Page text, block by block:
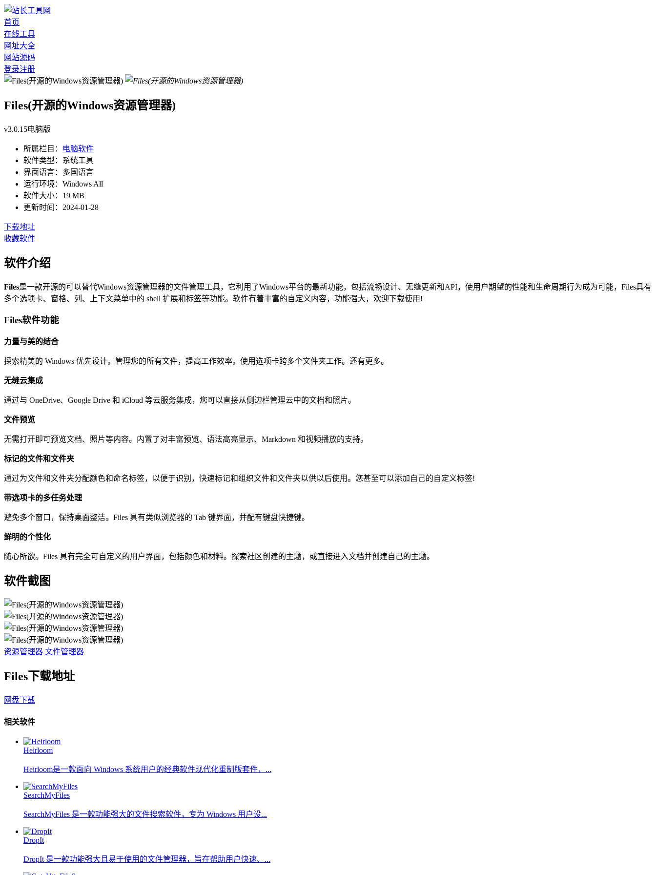
首页
在线工具
网址大全
网站源码
登录注册
Files(开源的Windows资源管理器)
v3.0.15电脑版
所属栏目：
电脑软件
软件类型： 系统工具
界面语言： 多国语言
运行环境： Windows All
软件大小： 19 MB
更新时间： 2024-01-28
下载地址
收藏软件
软件介绍
Files是一款开源的可以替代Windows资源管理器的文件管理工具，它利用了Windows平台的最新功能，包括流畅设计、无缝更新和API，使用户期望的性能和生命周期行为成为可能，Files具有
多个选项卡、窗格、列、上下文菜单中的 shell 扩展和标签等功能。软件有着丰富的自定义内容，功能强大，欢迎下载使用!
Files软件功能
力量与美的结合
探索精美的 Windows 优先设计。管理您的所有文件，提高工作效率。使用选项卡跨多个文件夹工作。还有更多。
无缝云集成
通过与 OneDrive、Google Drive 和 iCloud 等云服务集成，您可以直接从侧边栏管理云中的文档和照片。
文件预览
无需打开即可预览文档、照片等内容。内置了对丰富预览、语法高亮显示、Markdown 和视频播放的支持。
标记的文件和文件夹
通过为文件和文件夹分配颜色和命名标签，以便于识别，快速标记和组织文件和文件夹以供以后使用。您甚至可以添加自己的自定义标签!
带选项卡的多任务处理
避免多个窗口，保持桌面整洁。Files 具有类似浏览器的 Tab 键界面，并配有键盘快捷键。
鲜明的个性化
随心所欲。Files 具有完全可自定义的用户界面，包括颜色和材料。探索社区创建的主题，或直接进入文档并创建自己的主题。
软件截图
资源管理器 文件管理器
Files下载地址
网盘下载
相关软件
Heirloom
Heirloom是一款面向 Windows 系统用户的经典软件现代化重制版套件，...
SearchMyFiles
SearchMyFiles 是一款功能强大的文件搜索软件，专为 Windows 用户设...
DropIt
DropIt 是一款功能强大且易于使用的文件管理器，旨在帮助用户快速、...